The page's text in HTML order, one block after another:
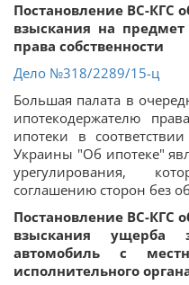
Постановление ВС-КГС
взыскания на
права собственности
Дело №318/2289/15-ц
Большая палата в
ипотекодержателю
ипотеки в
Украины "Об ипотеке"
урегулирования,
соглашению сторон без
Постановление ВС-КГС
взыскания
автомобиль с
исполнительного